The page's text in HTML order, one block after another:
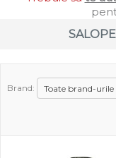
INCALTAMINTE
COLECTIA NOUA
Brand: